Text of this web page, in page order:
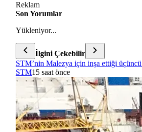
Reklam
Son Yorumlar
Yükleniyor...
İlgini Çekebilir
STM’nin Malezya için inşa ettiği
STM15 saat önce